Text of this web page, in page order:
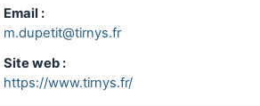
Email :
m.dupetit@tirnys.fr
Site web :
https://www.tirnys.fr/